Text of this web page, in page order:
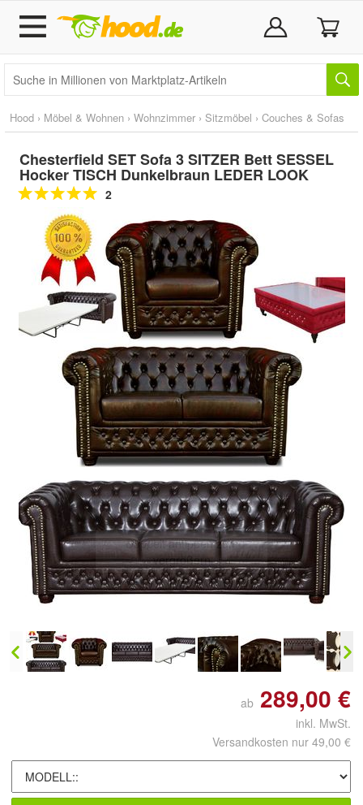
Hood › Möbel & Wohnen › Wohnzimmer › Sitzmöbel › Couches & Sofas
Chesterfield SET Sofa 3 SITZER Bett SESSEL
Hocker TISCH Dunkelbraun LEDER LOOK
2
Doppelt antippen zum
vergrößern
ab 289,00 €
inkl. MwSt.
Versandkosten nur 49,00 €